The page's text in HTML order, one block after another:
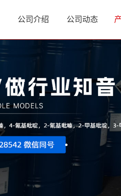
公司介绍 公司动态